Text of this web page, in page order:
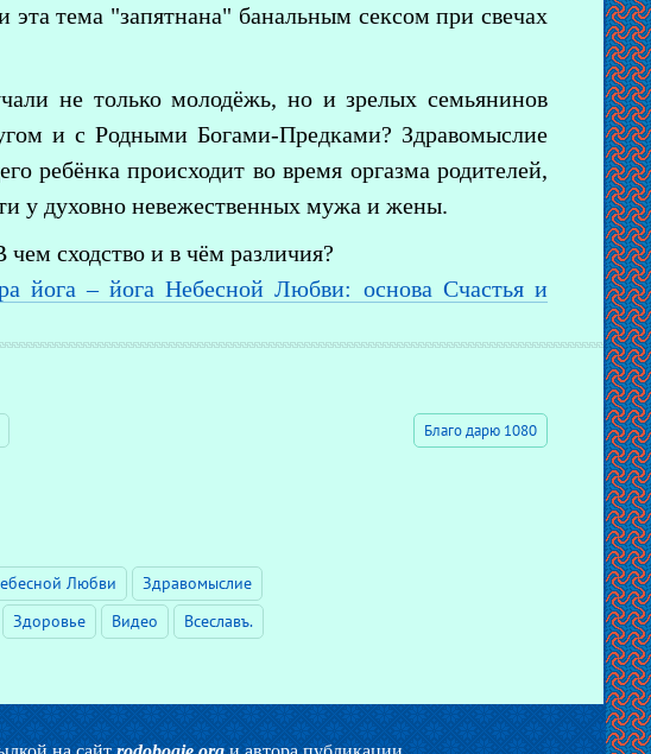
эта тема "запятнана" банальным сексом при свечах
не только молодёжь, но и зрелых семьянинов
и с Родными Богами-Предками? Здравомыслие
ребёнка происходит во время оргазма родителей,
у духовно невежественных мужа и жены.
сходство и в чём различия?
йога – йога Небесной Любви: основа Счастья и
Благо дарю 1080
Любви
Здравомыслие
Здоровье Видео Всеславъ.